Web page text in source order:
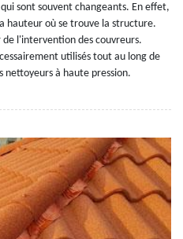
sont souvent changeants. En effet,
hauteur où se trouve la structure.
l'intervention des couvreurs.
utilisés tout au long de
nettoyeurs à haute pression.